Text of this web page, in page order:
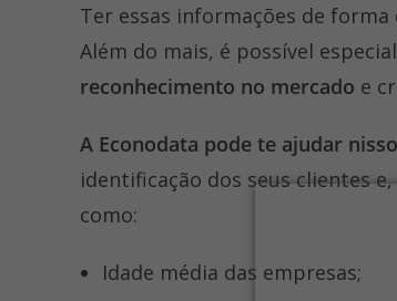
Ter essas informações de
Além do mais, é possível
reconhecimento no mercado e
A Econodata pode te ajudar
identificação dos seus clientes
como:
Idade média das empresas;